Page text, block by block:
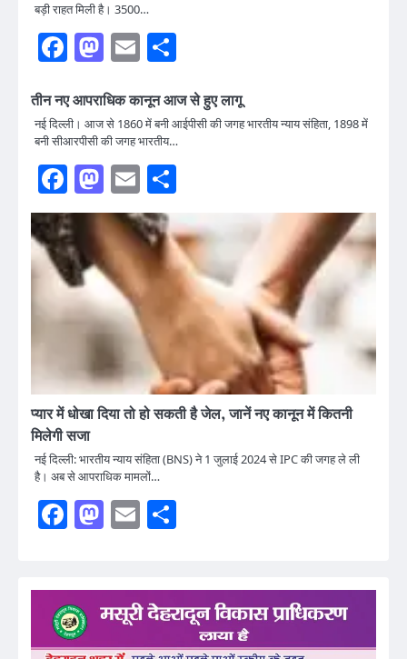
बड़ी राहत मिली है। 3500…
Facebook
Mastodon
Email
तीन नए आपराधिक कानून आज से हुए लागू
नई दिल्ली। आज से 1860 में बनी आईपीसी की जगह भारतीय न्याय संहिता, 1898 में
बनी सीआरपीसी की जगह भारतीय…
Facebook
Mastodon
Email
प्यार में धोखा दिया तो हो सकती है जेल, जानें नए कानून में कितनी
मिलेगी सजा
नई दिल्ली: भारतीय न्याय संहिता (BNS) ने 1 जुलाई 2024 से IPC की जगह ले ली
है। अब से आपराधिक मामलों…
Facebook
Mastodon
Email